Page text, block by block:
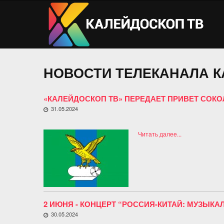
НОВОСТИ ТЕЛЕКАНАЛА
«КАЛЕЙДОСКОП ТВ» ПЕРЕДАЕТ ПРИВЕТ
31.05.2024
Читать далее...
2 ИЮНЯ - КОНЦЕРТ “РОССИЯ-КИТАЙ:
30.05.2024